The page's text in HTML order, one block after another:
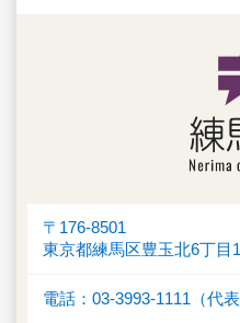
〒176-8501
東京都練馬区豊玉北6丁目
電話：03-3993-1111（代表